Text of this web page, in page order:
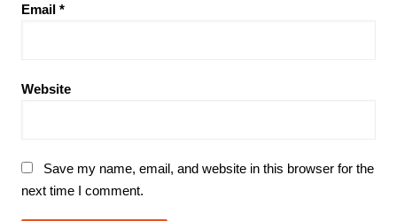
Email *
Website
Save my name, email, and website in this browser for the
next time I comment.